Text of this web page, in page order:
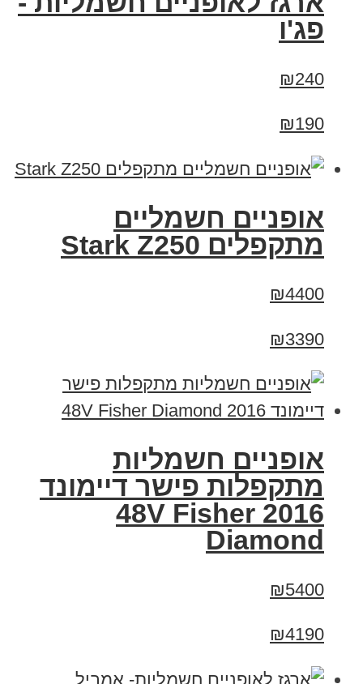
פג'ו
₪240
₪190
‏אופניים חשמליים
‏מתקפלים Stark Z250
₪4400
₪3390
אופניים חשמליות
מתקפלות פישר דיימונד
2016 48V Fisher
Diamond
₪5400
₪4190